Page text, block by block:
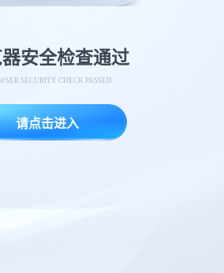
安全检查通过
SECURITY CHECK PASSED
请点击进入